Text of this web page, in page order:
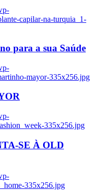
capilar-na-turquia_1-
para a sua Saúde
mayor-335x256.jpg
335x256.jpg
SE À OLD
335x256.jpg